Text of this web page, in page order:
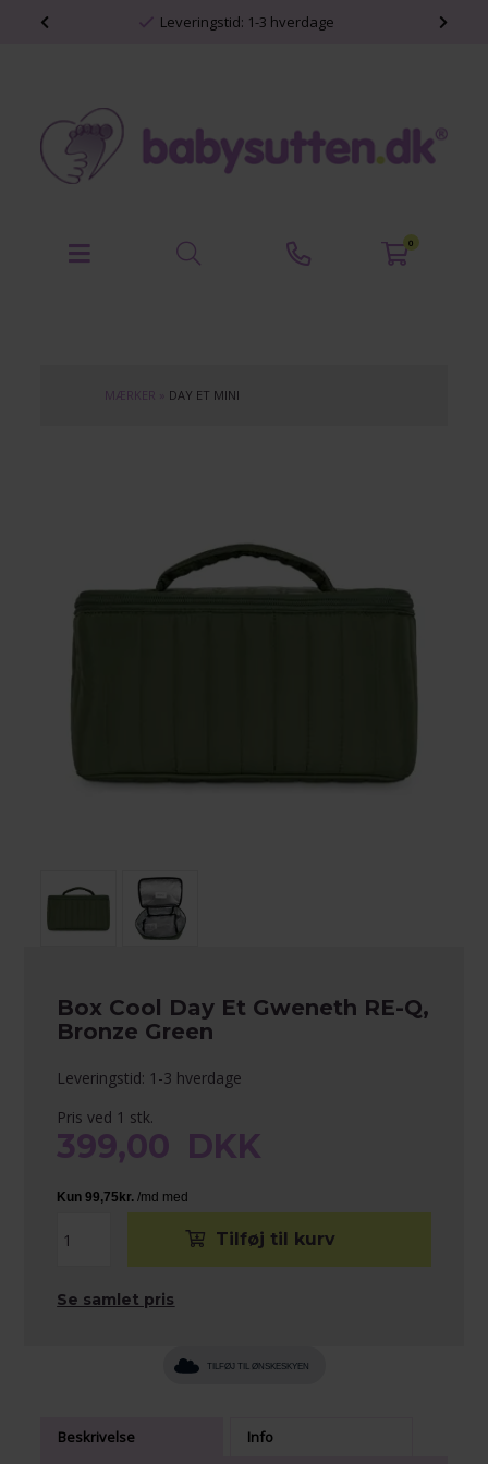
Leveringstid: 1-3 hverdage
0
MÆRKER DAY ET MINI
Box Cool Day Et Gweneth RE-Q,
Bronze Green
Leveringstid: 1-3 hverdage
Pris ved 1 stk.
399,00 DKK
Se samlet pris
TILFØJ TIL ØNSKESKYEN
Beskrivelse Info